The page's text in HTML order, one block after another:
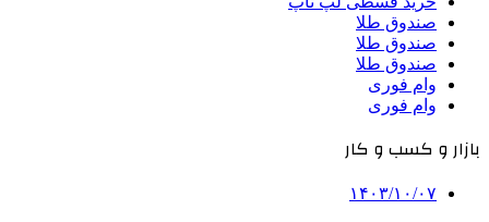
صندوق طلا
صندوق طلا
صندوق طلا
وام فوری
وام فوری
بازار و کسب و کار
۱۴۰۳/۱۰/۰۷